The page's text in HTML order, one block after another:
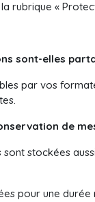
rubrique «
sont-elles
par vos
de
stockées
pour une